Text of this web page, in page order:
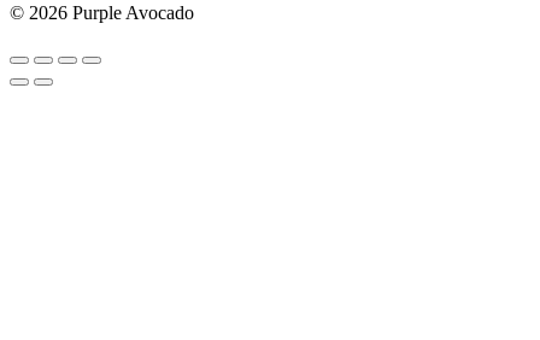
© 2026 Purple Avocado